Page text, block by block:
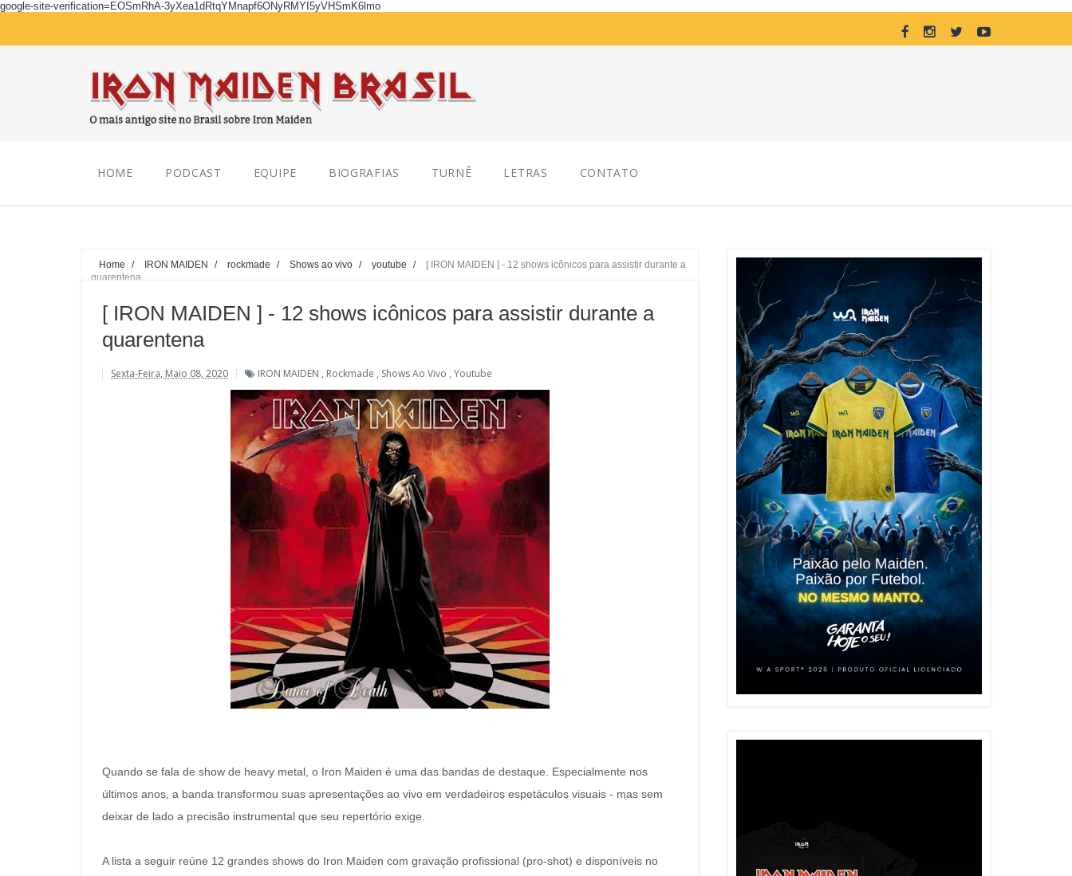
google-site-verification=EOSmRhA-3yXea1dRtqYMnapf6ONyRMYI5yVHSmK6lmo
HOME PODCAST EQUIPE BIOGRAFIAS TURNÊ LETRAS CONTATO
Home / IRON MAIDEN / rockmade / Shows ao vivo / youtube /
[ IRON MAIDEN ] - 12 shows icônicos para assistir durante a
quarentena
[ IRON MAIDEN ] - 12 shows icônicos para assistir durante a
quarentena
Sexta-Feira, Maio 08, 2020 IRON MAIDEN , Rockmade , Shows Ao Vivo , Youtube
Quando se fala de show de heavy metal, o Iron Maiden é uma das bandas de destaque. Especialmente nos
últimos anos, a banda transformou suas apresentações ao vivo em verdadeiros espetáculos visuais - mas sem
deixar de lado a precisão instrumental que seu repertório exige.
A lista a seguir reúne 12 grandes shows do Iron Maiden com gravação profissional (pro-shot) e disponíveis no